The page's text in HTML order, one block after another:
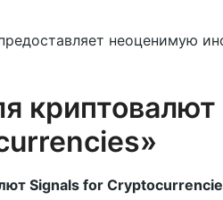
неоценимую
Signals for